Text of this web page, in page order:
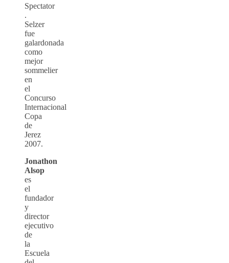
Spectator
.
Selzer
fue
galardonada
como
mejor
sommelier
en
el
Concurso
Internacional
Copa
de
Jerez
2007.
Jonathon
Alsop
es
el
fundador
y
director
ejecutivo
de
la
Escuela